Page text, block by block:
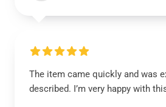
The item came quickly and was
described. I’m very happy with